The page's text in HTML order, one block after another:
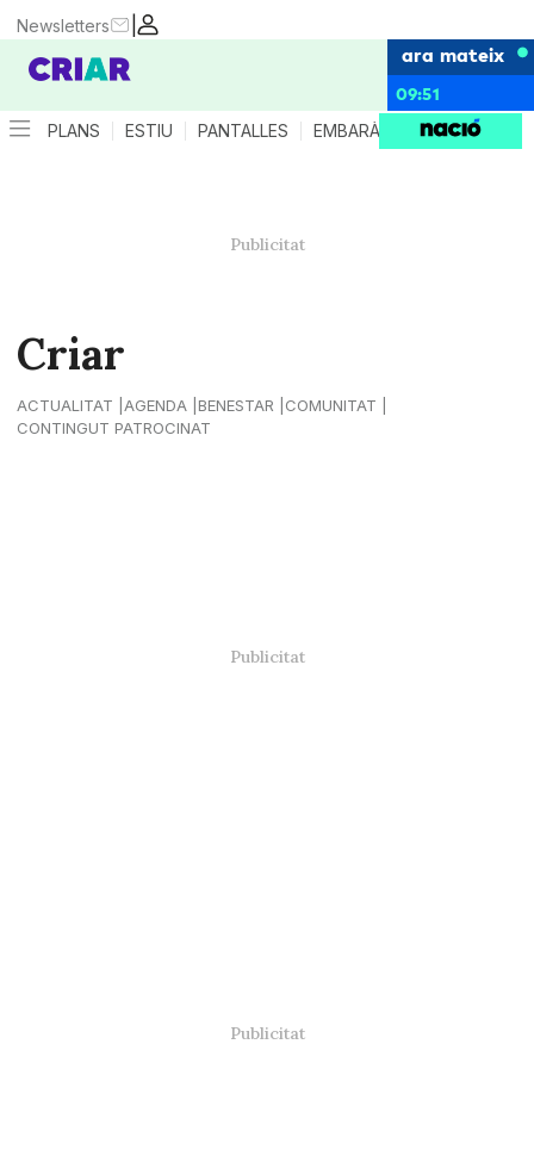
|
Newsletters
ara mateix
09:51
PLANS ESTIU PANTALLES EMBARÀS CRIANÇA
Criar
ACTUALITAT AGENDA BENESTAR
COMUNITAT
CONTINGUT PATROCINAT